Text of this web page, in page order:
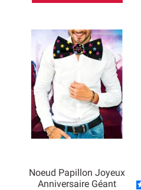
Noeud Papillon Joyeux
Anniversaire Géant